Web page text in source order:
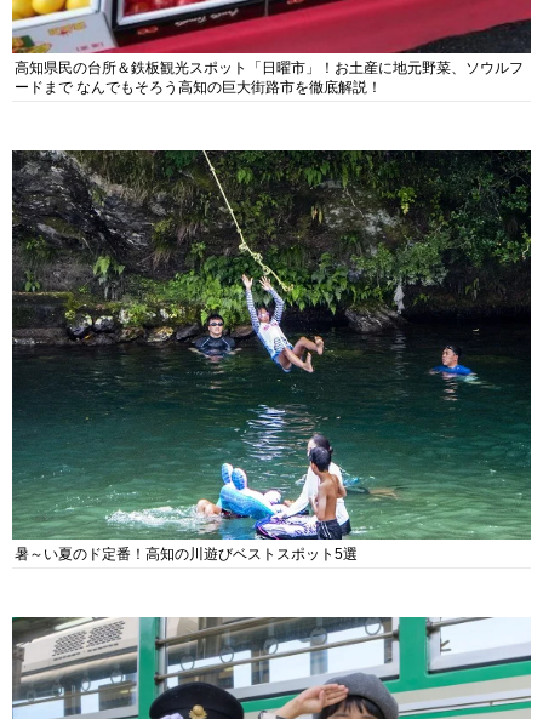
高知県民の台所＆鉄板観光スポット「日曜市」！お土産に地元野菜、ソウルフ
ードまで なんでもそろう高知の巨大街路市を徹底解説！
暑～い夏のド定番！高知の川遊びベストスポット5選